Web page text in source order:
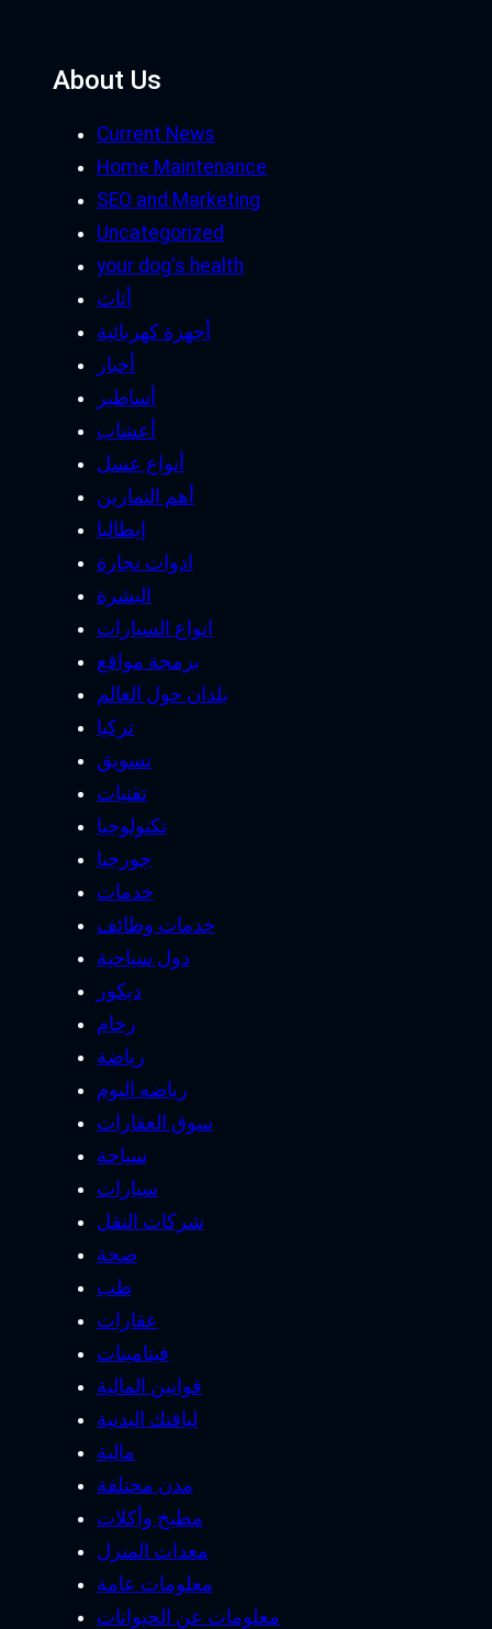
About Us
Current News
Home Maintenance
SEO and Marketing
Uncategorized
your dog's health
أثاث
أجهزة كهربائية
أخبار
أساطير
أعشاب
أنواع عسل
أهم التمارين
إيطاليا
ادوات نجارة
البشرة
انواع السيارات
برمجة مواقع
بلدان حول العالم
تركيا
تسويق
تقنيات
تكنولوجيا
جورجيا
خدمات
خدمات وظائف
دول سياحية
ديكور
رخام
رياضة
رياضه اليوم
سوق العقارات
سياحة
سيارات
شركات النقل
صحة
طب
عقارات
فيتامينات
قوانين المالية
لياقتك البدنية
مالية
مدن مختلفة
مطبخ وأكلات
معدات المنزل
معلومات عامة
معلومات عن الحيوانات